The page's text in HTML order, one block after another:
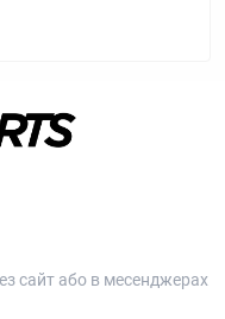
сайт або в месенджерах